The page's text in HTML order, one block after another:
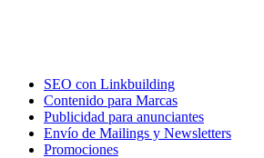
SEO con Linkbuilding
Contenido para Marcas
Publicidad para anunciantes
Envío de Mailings y Newsletters
Promociones